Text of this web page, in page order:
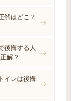
解はどこ？
→
後悔する人
解？
→
イレは後悔
→